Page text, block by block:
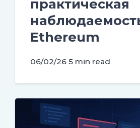
практическая
Ethereum
06/02/26 5 min read